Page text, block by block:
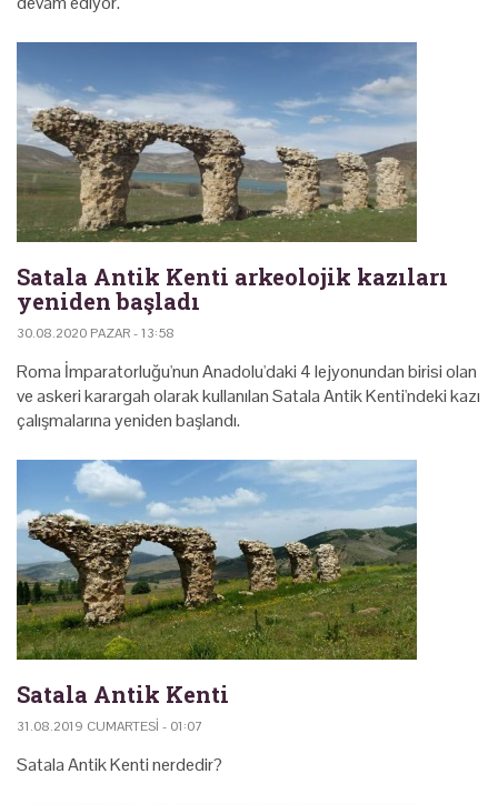
Satala Antik Kenti arkeolojik kazıları
yeniden başladı
30.08.2020 PAZAR - 13:58
Roma İmparatorluğu'nun Anadolu'daki 4 lejyonundan birisi olan
ve askeri karargah olarak kullanılan Satala Antik Kenti'ndeki kazı
çalışmalarına yeniden başlandı.
Satala Antik Kenti
31.08.2019 CUMARTESI - 01:07
Satala Antik Kenti nerdedir?